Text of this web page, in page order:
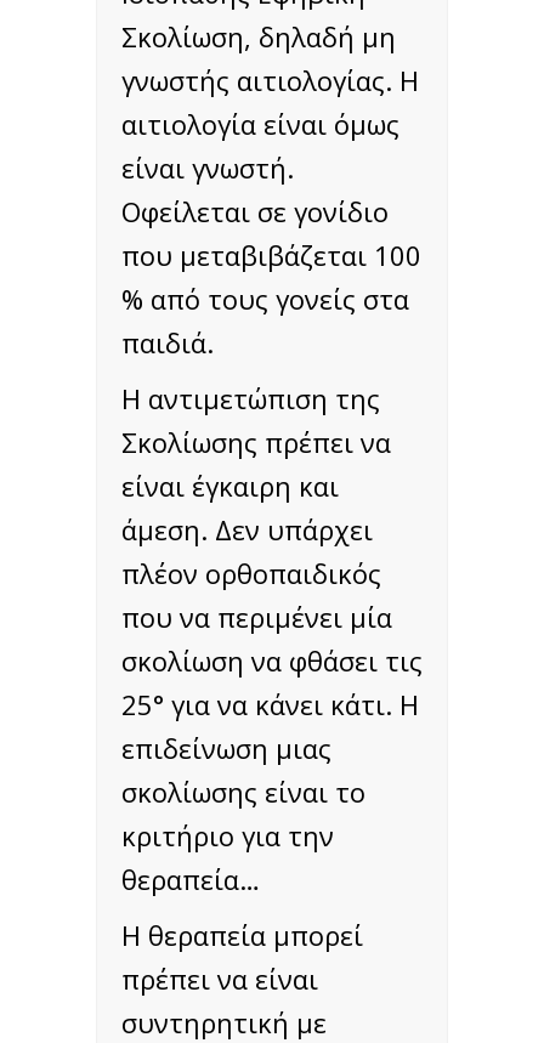
Σκολίωση, δηλαδή μη
γνωστής αιτιολογίας. Η
αιτιολογία είναι όμως
είναι γνωστή.
Οφείλεται σε γονίδιο
που μεταβιβάζεται 100
% από τους γονείς στα
παιδιά.
Η αντιμετώπιση της
Σκολίωσης πρέπει να
είναι έγκαιρη και
άμεση. Δεν υπάρχει
πλέον ορθοπαιδικός
που να περιμένει μία
σκολίωση να φθάσει τις
25° για να κάνει κάτι. Η
επιδείνωση μιας
σκολίωσης είναι το
κριτήριο για την
θεραπεία…
Η θεραπεία μπορεί
πρέπει να είναι
συντηρητική με